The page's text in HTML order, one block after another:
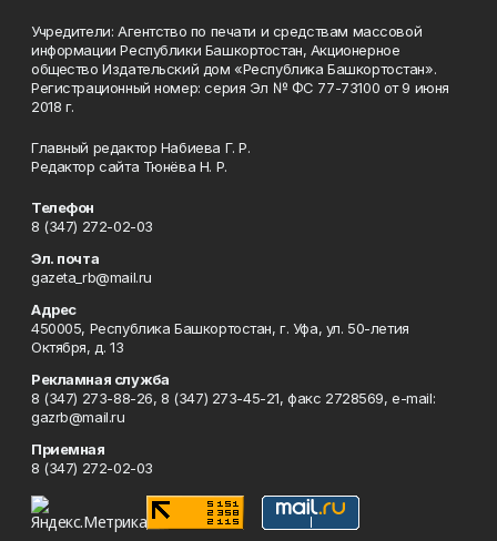
Учредители: Агентство по печати и средствам массовой
информации Республики Башкортостан, Акционерное
общество Издательский дом «Республика Башкортостан».
Регистрационный номер: серия Эл № ФС 77-73100 от 9 июня
2018 г.
Главный редактор Набиева Г. Р.
Редактор сайта Тюнёва Н. Р.
Телефон
8 (347) 272-02-03
Эл. почта
gazeta_rb@mail.ru
Адрес
450005, Республика Башкортостан, г. Уфа, ул. 50-летия
Октября, д. 13
Рекламная служба
8 (347) 273-88-26, 8 (347) 273-45-21, факс 2728569, e-mail:
gazrb@mail.ru
Приемная
8 (347) 272-02-03